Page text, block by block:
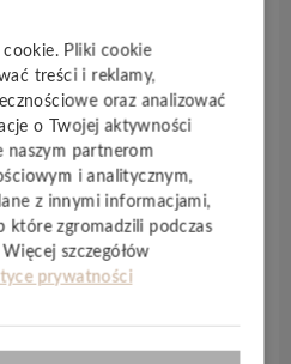
do uniwersalnych (
) pomieszczeń! Odkryj
ulubionych
przytulne, nowoczesne lub
wśród nich jest i dla ciebie
dla stóp i chroniąca
wineo 600na
domu czystą
jest wariant naclick
cookie. Pliki cookie
treści i reklamy,
oraz analizować
o Twojej aktywności
naszym partnerom
i analitycznym,
z innymi informacjami,
które zgromadzili podczas
szczegółów
prywatności